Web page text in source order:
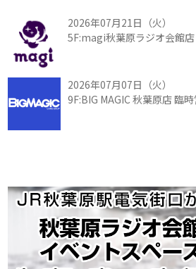
2026年07月21日（火）
5F:magi秋葉原ラジオ会館
2026年07月07日（火）
9F:BIG MAGIC 秋葉原店 臨